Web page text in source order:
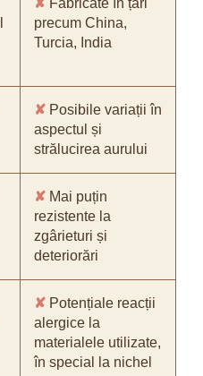
✘ Fabricate în țări
precum China,
Turcia, India
✘ Posibile variații în
aspectul și
strălucirea aurului
✘ Mai puțin
rezistente la
zgârieturi și
deteriorări
✘ Potențiale reacții
alergice la
materialele utilizate,
în special la nichel